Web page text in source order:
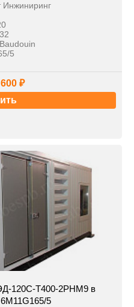
Baudouin
5
₽
120С-Т400-2РНМ9 в
5